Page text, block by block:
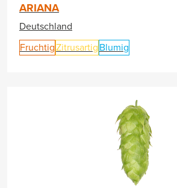
ARIANA
Deutschland
FruchtigZitrusartig Blumig